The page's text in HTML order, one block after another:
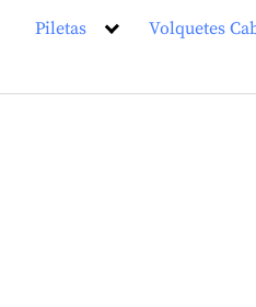
Piletas Volquetes